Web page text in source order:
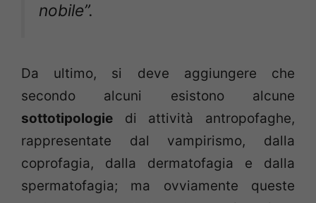
nobile”.
Da ultimo, si deve aggiungere che
secondo alcuni esistono alcune
sottotipologie di attività antropofaghe,
rappresentate dal vampirismo, dalla
coprofagia, dalla dermatofagia e dalla
spermatofagia; ma ovviamente queste